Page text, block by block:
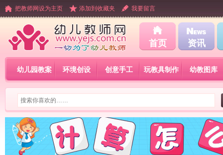
把教师网设为主页 添加到收藏夹 我要留言
首页 资讯
幼儿园教案 环境创设 创意手工 玩教具制作 幼教图库